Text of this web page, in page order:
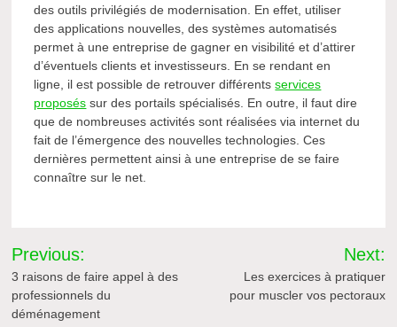
des outils privilégiés de modernisation. En effet, utiliser
des applications nouvelles, des systèmes automatisés
permet à une entreprise de gagner en visibilité et d’attirer
d’éventuels clients et investisseurs. En se rendant en
ligne, il est possible de retrouver différentsservices
proposés sur des portails spécialisés. En outre, il faut dire
que de nombreuses activités sont réalisées via internet du
fait de l’émergence des nouvelles technologies. Ces
dernières permettent ainsi à une entreprise de se faire
connaître sur le net.
Navigation
de
l’article
Previous:
3 raisons de faire appel à des
professionnels du
déménagement
Next:
Les exercices à pratiquer
pour muscler vos pectoraux